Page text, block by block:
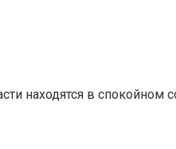
находятся в спокойном